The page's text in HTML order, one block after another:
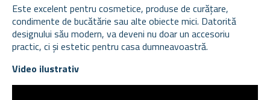
Este excelent pentru cosmetice, produse de curățare,
condimente de bucătărie sau alte obiecte mici. Datorită
designului său modern, va deveni nu doar un accesoriu
practic, ci și estetic pentru casa dumneavoastră.
Video ilustrativ